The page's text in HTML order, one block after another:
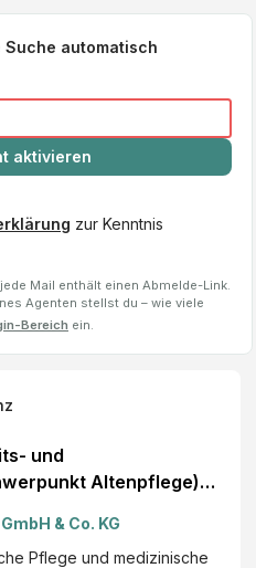
automatisch
aktivieren
zur Kenntnis
Mail enthält einen Abmelde-Link.
Agenten stellst du – wie viele
Bereich ein.
und
Altenpflege)
& Co. KG
Pflege und medizinische